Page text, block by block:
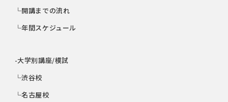
└開講までの流れ
└年間スケジュール
-大学別講座/模試
└渋谷校
└名古屋校